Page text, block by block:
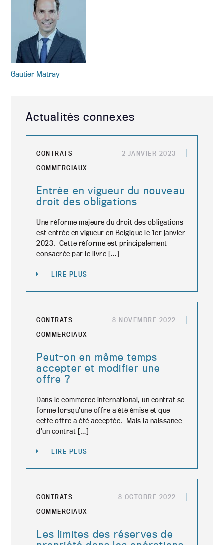
Gautier Matray
Actualités connexes
CONTRATS
COMMERCIAUX
2 JANVIER 2023
Entrée en vigueur du nouveau
droit des obligations
Une réforme majeure du droit des obligations
est entrée en vigueur en Belgique le 1er janvier
2023. Cette réforme est principalement
consacrée par le livre […]
LIRE PLUS
CONTRATS
COMMERCIAUX
8 NOVEMBRE 2022
Peut-on en même temps
accepter et modifier une
offre ?
Dans le commerce international, un contrat se
forme lorsqu’une offre a été émise et que
cette offre a été acceptée. Mais la naissance
d’un contrat […]
LIRE PLUS
CONTRATS
COMMERCIAUX
8 OCTOBRE 2022
Les limites des réserves de